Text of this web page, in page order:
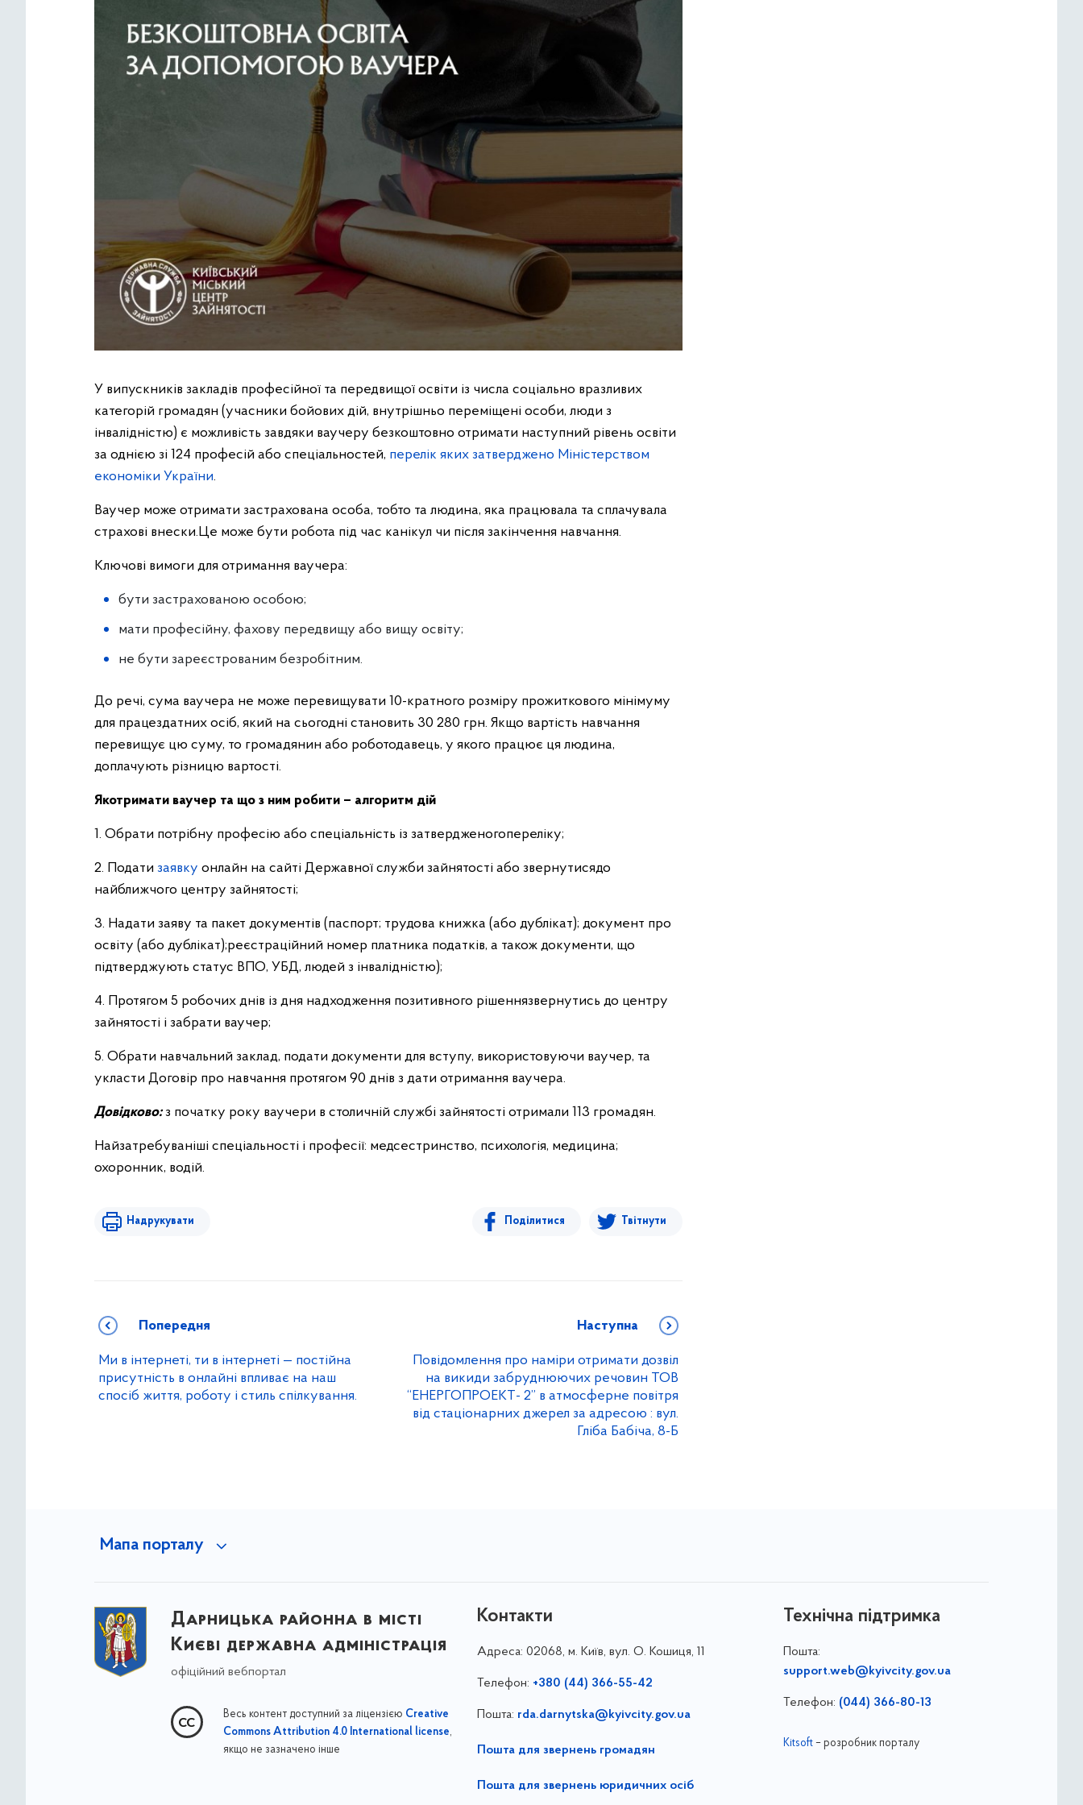
У випускників закладів професійної та передвищої освіти із числа соціально вразливих
категорій громадян (учасники бойових дій, внутрішньо переміщені особи, люди з
інвалідністю) є можливість завдяки ваучеру безкоштовно отримати наступний рівень освіти
за однією зі 124 професій або спеціальностей, перелік яких затверджено Міністерством
економіки України.
Ваучер може отримати застрахована особа, тобто та людина, яка працювала та сплачувала
страхові внески.Це може бути робота під час канікул чи після закінчення навчання.
Ключові вимоги для отримання ваучера:
бути застрахованою особою;
мати професійну, фахову передвищу або вищу освіту;
не бути зареєстрованим безробітним.
До речі, сума ваучера не може перевищувати 10-кратного розміру прожиткового мінімуму
для працездатних осіб, який на сьогодні становить 30 280 грн. Якщо вартість навчання
перевищує цю суму, то громадянин або роботодавець, у якого працює ця людина,
доплачують різницю вартості.
Якотримати ваучер та що з ним робити – алгоритм дій
1. Обрати потрібну професію або спеціальність із затвердженогопереліку;
2. Подати заявку онлайн на сайті Державної служби зайнятості або звернутисядо
найближчого центру зайнятості;
3. Надати заяву та пакет документів (паспорт; трудова книжка (або дублікат); документ про
освіту (або дублікат);реєстраційний номер платника податків, а також документи, що
підтверджують статус ВПО, УБД, людей з інвалідністю);
4. Протягом 5 робочих днів із дня надходження позитивного рішеннязвернутись до центру
зайнятості і забрати ваучер;
5. Обрати навчальний заклад, подати документи для вступу, використовуючи ваучер, та
укласти Договір про навчання протягом 90 днів з дати отримання ваучера.
Довідково: з початку року ваучери в столичній службі зайнятості отримали 113 громадян.
Найзатребуваніші спеціальності і професії: медсестринство, психологія, медицина;
охоронник, водій.
Надрукувати Поділитися Твітнути
Попередня
Ми в інтернеті, ти в інтернеті — постійна
присутність в онлайні впливає на наш
спосіб життя, роботу і стиль спілкування.
Наступна
Повідомлення про наміри отримати дозвіл
на викиди забруднюючих речовин ТОВ
“ЕНЕРГОПРОЕКТ- 2” в атмосферне повітря
від стаціонарних джерел за адресою : вул.
Гліба Бабіча, 8-Б
Мапа порталу
Дарницька районна в місті
Києві державна адміністрація
офіційний вебпортал
Весь контент доступний за ліцензією Creative
Commons Attribution 4.0 International license,
якщо не зазначено інше
Контакти
Адреса: 02068, м. Київ, вул. О. Кошиця, 11
Телефон: +380 (44) 366-55-42
Пошта: rda.darnytska@kyivcity.gov.ua
Пошта для звернень громадян
Пошта для звернень юридичних осіб
Технічна підтримка
Пошта:
support.web@kyivcity.gov.ua
Телефон: (044) 366-80-13
Kitsoft– розробник порталу